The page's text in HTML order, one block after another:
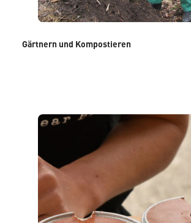
Gärtnern und Kompostieren